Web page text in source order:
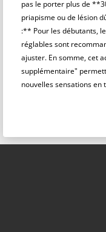
pas le porter plus de
priapisme ou de lésion
:** Pour les débutants,
réglables sont
ajuster. En somme, cet
supplémentaire"
nouvelles sensations en